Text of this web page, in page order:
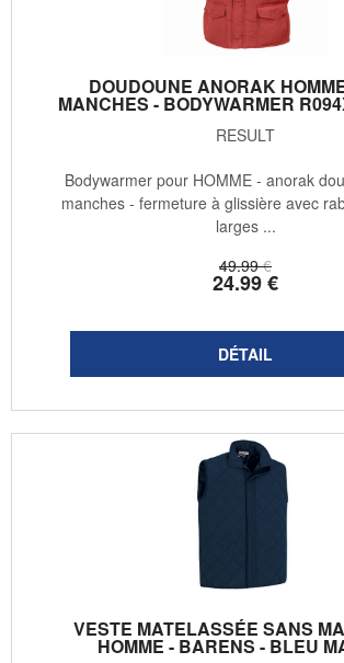
DOUDOUNE ANORAK
MANCHES - BODYWARMER
RESULT
49.99 €
24.99€
Bodywarmer pour HOMME - anorak
manches - fermeture à glissière avec
larges ...
VESTE MATELASSÉE SANS
HOMME - BARENS - BLEU